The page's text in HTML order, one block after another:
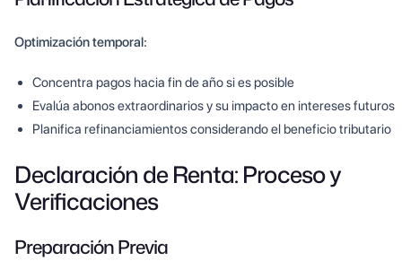
Optimización temporal:
Concentra pagos hacia fin de año si es posible
Evalúa abonos extraordinarios y su impacto en intereses futuros
Planifica refinanciamientos considerando el beneficio tributario
Declaración de Renta: Proceso y
Verificaciones
Preparación Previa